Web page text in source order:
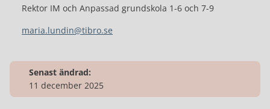
Rektor IM och Anpassad grundskola 1-6 och 7-9
maria.lundin@tibro.se
Senast ändrad:
11 december 2025